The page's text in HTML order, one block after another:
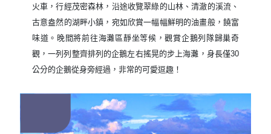
火車，行經茂密森林，沿途收覽翠綠的山林、清澈的溪流、
古意盎然的湖畔小鎮，宛如欣賞一幅幅鮮明的油畫般，饒富
味道。晚間將前往海灘區靜坐等候，觀賞企鵝列隊歸巢奇
觀，一列列整齊排列的企鵝左右搖晃的步上海灘，身長僅30
公分的企鵝從身旁經過，非常的可愛逗趣！